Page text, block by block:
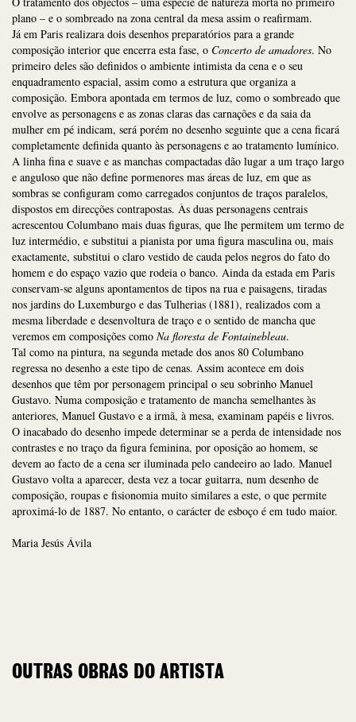
plano – e o sombreado na zona central da mesa assim o reafirmam.
Já em Paris realizara dois desenhos preparatórios para a grande
composição interior que encerra esta fase, o Concerto de amadores. No
primeiro deles são definidos o ambiente intimista da cena e o seu
enquadramento espacial, assim como a estrutura que organiza a
composição. Embora apontada em termos de luz, como o sombreado que
envolve as personagens e as zonas claras das carnações e da saia da
mulher em pé indicam, será porém no desenho seguinte que a cena ficará
completamente definida quanto às personagens e ao tratamento lumínico.
A linha fina e suave e as manchas compactadas dão lugar a um traço largo
e anguloso que não define pormenores mas áreas de luz, em que as
sombras se configuram como carregados conjuntos de traços paralelos,
dispostos em direcções contrapostas. Às duas personagens centrais
acrescentou Columbano mais duas figuras, que lhe permitem um termo de
luz intermédio, e substitui a pianista por uma figura masculina ou, mais
exactamente, substitui o claro vestido de cauda pelos negros do fato do
homem e do espaço vazio que rodeia o banco. Ainda da estada em Paris
conservam-se alguns apontamentos de tipos na rua e paisagens, tiradas
nos jardins do Luxemburgo e das Tulherias (1881), realizados com a
mesma liberdade e desenvoltura de traço e o sentido de mancha que
veremos em composições como Na floresta de Fontainebleau.
Tal como na pintura, na segunda metade dos anos 80 Columbano
regressa no desenho a este tipo de cenas. Assim acontece em dois
desenhos que têm por personagem principal o seu sobrinho Manuel
Gustavo. Numa composição e tratamento de mancha semelhantes às
anteriores, Manuel Gustavo e a irmã, à mesa, examinam papéis e livros.
O inacabado do desenho impede determinar se a perda de intensidade nos
contrastes e no traço da figura feminina, por oposição ao homem, se
devem ao facto de a cena ser iluminada pelo candeeiro ao lado. Manuel
Gustavo volta a aparecer, desta vez a tocar guitarra, num desenho de
composição, roupas e fisionomia muito similares a este, o que permite
aproximá-lo de 1887. No entanto, o carácter de esboço é em tudo maior.
Maria Jesús Ávila
OUTRAS OBRAS DO ARTISTA